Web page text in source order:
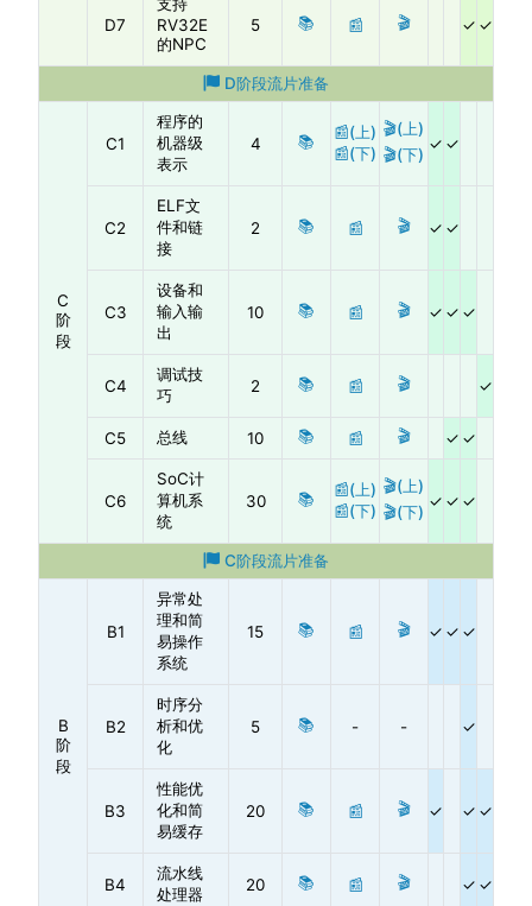
D7
支持
RV32E
的NPC
5 📚 📰 🎬
D阶段流片准备
C
阶
段
C1
程序的
机器级
表示
4 📚
📰(上)
📰(下)
🎬(上)
🎬(下)
C2
ELF文
件和链
接
2 📚 📰 🎬
C3
设备和
输入输
出
10 📚 📰 🎬
C4
调试技
巧
2 📚 📰 🎬
C5 总线 10 📚 📰 🎬
C6
SoC计
算机系
统
30 📚
📰(上)
📰(下)
🎬(上)
🎬(下)
C阶段流片准备
B
阶
段
B1
异常处
理和简
易操作
系统
15 📚 📰 🎬
B2
时序分
析和优
化
5 📚 - -
B3
性能优
化和简
易缓存
20 📚 📰 🎬
B4
流水线
处理器
20 📚 📰 🎬